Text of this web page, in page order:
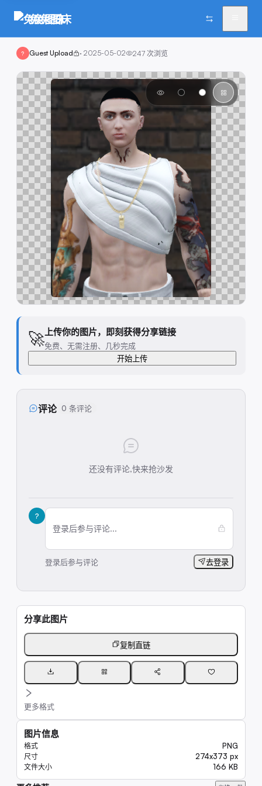
兔兔图床
? Guest Upload · 2025-05-02 247 次浏览
🚀上传你的图片，即刻获得分享链接
免费、无需注册、几秒完成
开始上传
评论 0 条评论
还没有评论,快来抢沙发
?
登录后参与评论...
登录后参与评论 去登录
分享此图片
复制直链
更多格式
图片信息
格式 PNG
尺寸 274x373 px
文件大小 166 KB